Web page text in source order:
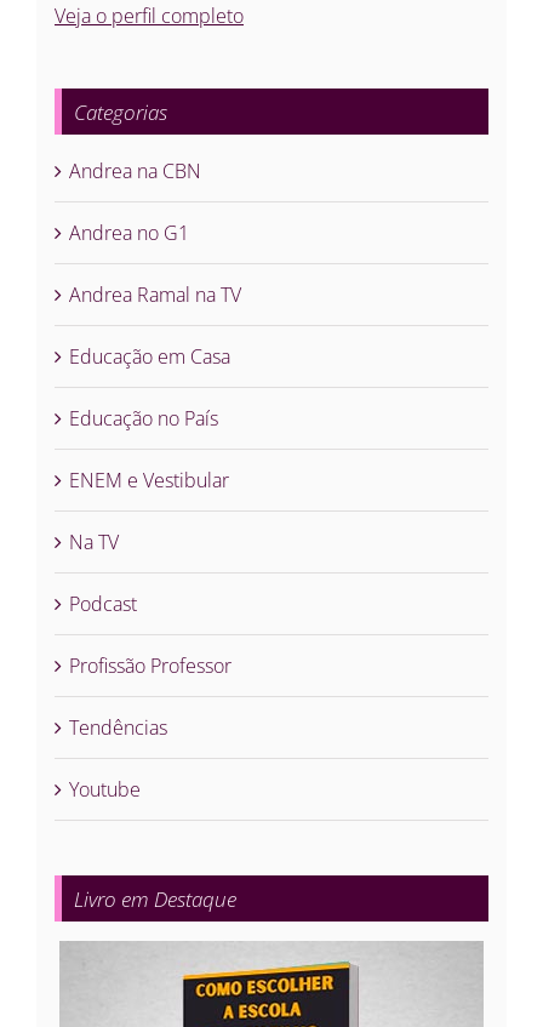
Veja o perfil completo
Categorias
Andrea na CBN
Andrea no G1
Andrea Ramal na TV
Educação em Casa
Educação no País
ENEM e Vestibular
Na TV
Podcast
Profissão Professor
Tendências
Youtube
Livro em Destaque